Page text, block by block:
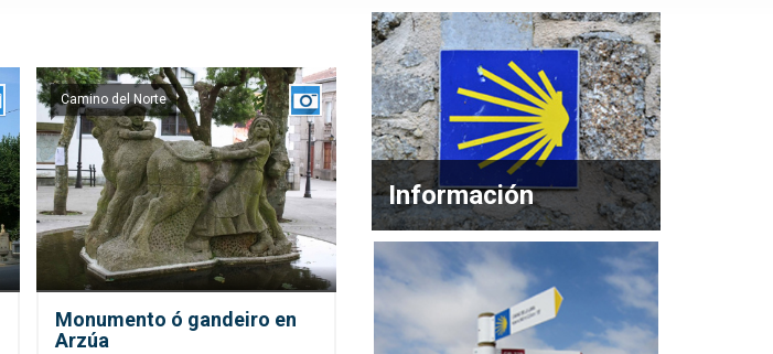
Camino del Norte
Monumento ó gandeiro en
Arzúa
Información